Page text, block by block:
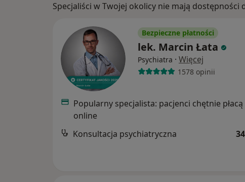
Specjaliści w Twojej okolicy nie mają
Bezpieczne płatności
lek. Marcin Łata
Psychiatra · Więcej
1578 opinii
Popularny specjalista: pacjenci chętnie płacą
online
Konsultacja psychiatryczna